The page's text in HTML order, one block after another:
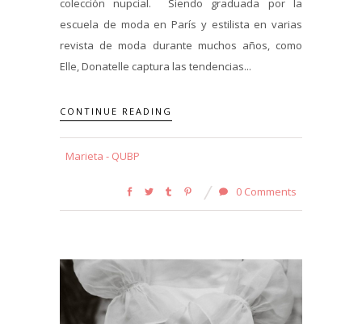
colección nupcial. Siendo graduada por la
escuela de moda en París y estilista en varias
revista de moda durante muchos años, como
Elle, Donatelle captura las tendencias...
CONTINUE READING
Marieta - QUBP
0 Comments